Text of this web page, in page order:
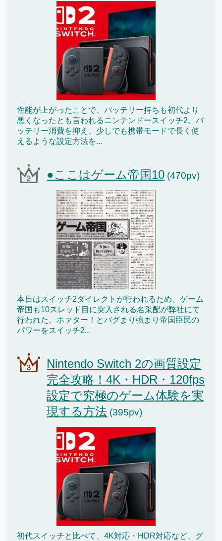
性能が上がったことで、バッテリー持ちも初代より
悪くなったとも言われるニンテンドースイッチ2。バ
ッテリー消費を抑え、少しでも携帯モードで長く使
えるような設定方法を...
●ここはゲーム帝国10 (470pv)
本日はスイッチ2ダイレクトが行われるため、ゲーム
帝国も10スレッド目に突入される名采配が弊社にて
行われた。ホァター！とバグまり強まり帝国臣民の
パワーをスイッチ2...
Nintendo Switch 2の画質設定
完全攻略！4K・HDR・120fps
設定で究極のゲーム体験を実
現する方法 (395pv)
初代スイッチと比べて、4K対応・HDR対応など、グ